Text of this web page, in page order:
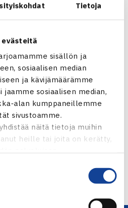
Tietoja
sisällön ja
sosiaalisen median
ja kävijämäärämme
jaamme sosiaalisen median,
alan kumppaneillemme
sivustoamme.
näitä tietoja muihin
heille tai joita on kerätty,
Turkki
(16.) – Ekin Bahitli Turkki 63 62
Salonen ja Pöllänen… →